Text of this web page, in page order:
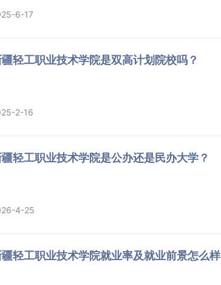
6-17
疆轻工职业技术学院是双高计划院校吗？
2-16
疆轻工职业技术学院是公办还是民办大学？
4-25
疆轻工职业技术学院就业率及就业前景怎么样